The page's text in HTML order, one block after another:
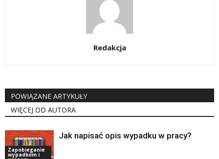
Redakcja
POWIĄZANE ARTYKUŁY
WIĘCEJ OD AUTORA
Zapobieganie
wypadkom i
Jak napisać opis wypadku w pracy?